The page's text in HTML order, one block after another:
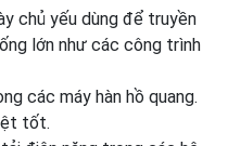
chủ yếu dùng để truyền
lớn như các công trình
các máy hàn hồ quang.
tốt.